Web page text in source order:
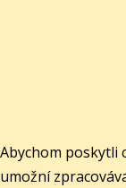
Abychom poskytli
umožní